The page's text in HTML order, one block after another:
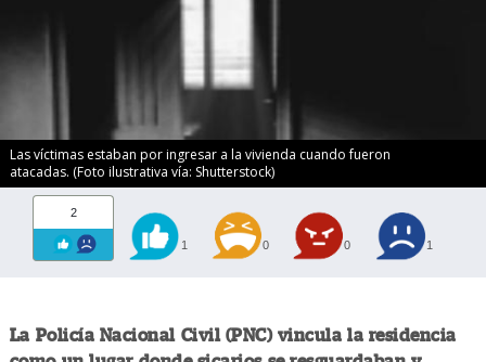
Las víctimas estaban por ingresar a la vivienda cuando fueron
atacadas. (Foto ilustrativa vía: Shutterstock)
2
1 0 0 1
La Policía Nacional Civil (PNC) vincula la residencia